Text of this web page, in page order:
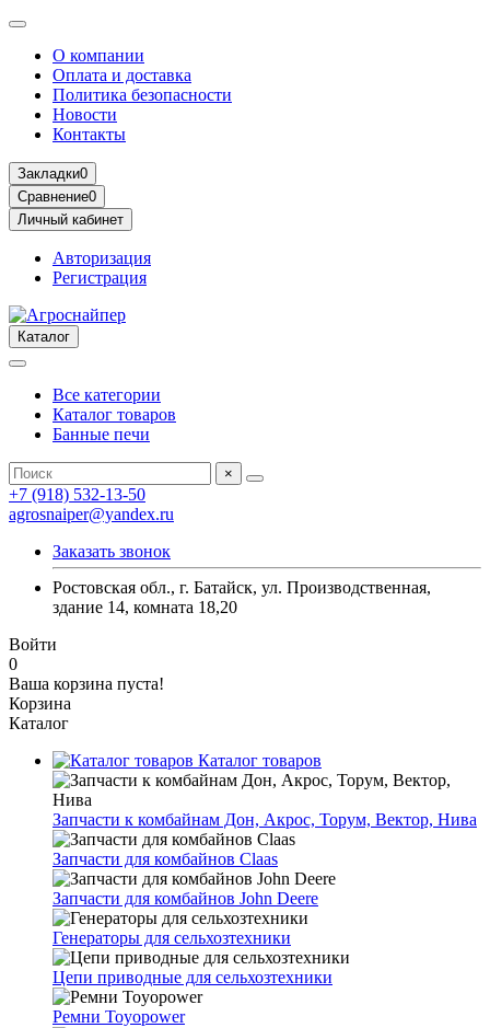
О компании
Оплата и доставка
Политика безопасности
Новости
Контакты
Закладки0
Сравнение0
Личный кабинет
Авторизация
Регистрация
Каталог
Все категории
Каталог товаров
Банные печи
×
+7 (918) 532-13-50
agrosnaiper@yandex.ru
Заказать звонок
Ростовская обл., г. Батайск, ул. Производственная,
здание 14, комната 18,20
Войти
0
Ваша корзина пуста!
Корзина
Каталог
Каталог товаров
Запчасти к комбайнам Дон, Акрос, Торум, Вектор, Нива
Запчасти для комбайнов Claas
Запчасти для комбайнов John Deere
Генераторы для сельхозтехники
Цепи приводные для сельхозтехники
Ремни Toyopower